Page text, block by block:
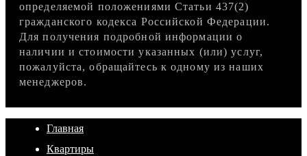
определяемой положениями Статьи 437(2)
гражданского кодекса Российской Федерации.
Для получения подробной информации о
наличии и стоимости указанных (или) услуг,
пожалуйста, обращайтесь к одному из наших
менеджеров.
Главная
Квартиры